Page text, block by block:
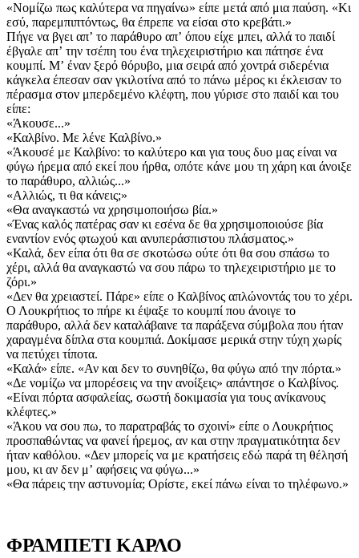
«Νομίζω πως καλύτερα να πηγαίνω» είπε μετά από μια παύση. «Κι
εσύ, παρεμπιπτόντως, θα έπρεπε να είσαι στο κρεβάτι.»
Πήγε να βγει απʼ το παράθυρο απʼ όπου είχε μπει, αλλά το παιδί
έβγαλε απʼ την τσέπη του ένα τηλεχειριστήριο και πάτησε ένα
κουμπί. Μʼ έναν ξερό θόρυβο, μια σειρά από χοντρά σιδερένια
κάγκελα έπεσαν σαν γκιλοτίνα από το πάνω μέρος κι έκλεισαν το
πέρασμα στον μπερδεμένο κλέφτη, που γύρισε στο παιδί και του
είπε:
«Άκουσε...»
«Καλβίνο. Με λένε Καλβίνο.»
«Άκουσέ με Καλβίνο: το καλύτερο και για τους δυο μας είναι να
φύγω ήρεμα από εκεί που ήρθα, οπότε κάνε μου τη χάρη και άνοιξε
το παράθυρο, αλλιώς...»
«Αλλιώς, τι θα κάνεις;»
«Θα αναγκαστώ να χρησιμοποιήσω βία.»
«Ένας καλός πατέρας σαν κι εσένα δε θα χρησιμοποιούσε βία
εναντίον ενός φτωχού και ανυπεράσπιστου πλάσματος.»
«Καλά, δεν είπα ότι θα σε σκοτώσω ούτε ότι θα σου σπάσω το
χέρι, αλλά θα αναγκαστώ να σου πάρω το τηλεχειριστήριο με το
ζόρι.»
«Δεν θα χρειαστεί. Πάρε» είπε ο Καλβίνος απλώνοντάς του το χέρι.
Ο Λουκρήτιος το πήρε κι έψαξε το κουμπί που άνοιγε το
παράθυρο, αλλά δεν καταλάβαινε τα παράξενα σύμβολα που ήταν
χαραγμένα δίπλα στα κουμπιά. Δοκίμασε μερικά στην τύχη χωρίς
να πετύχει τίποτα.
«Καλά» είπε. «Αν και δεν το συνηθίζω, θα φύγω από την πόρτα.»
«Δε νομίζω να μπορέσεις να την ανοίξεις» απάντησε ο Καλβίνος.
«Είναι πόρτα ασφαλείας, σωστή δοκιμασία για τους ανίκανους
κλέφτες.»
«Άκου να σου πω, το παρατραβάς το σχοινί» είπε ο Λουκρήτιος
προσπαθώντας να φανεί ήρεμος, αν και στην πραγματικότητα δεν
ήταν καθόλου. «Δεν μπορείς να με κρατήσεις εδώ παρά τη θέλησή
μου, κι αν δεν μʼ αφήσεις να φύγω...»
«Θα πάρεις την αστυνομία; Ορίστε, εκεί πάνω είναι το τηλέφωνο.»
ΦΡΑΜΠΕΤΙ ΚΑΡΛΟ